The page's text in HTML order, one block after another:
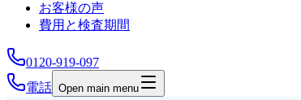
お客様の声
費用と検査期間
0120-919-097
電話 Open main menu